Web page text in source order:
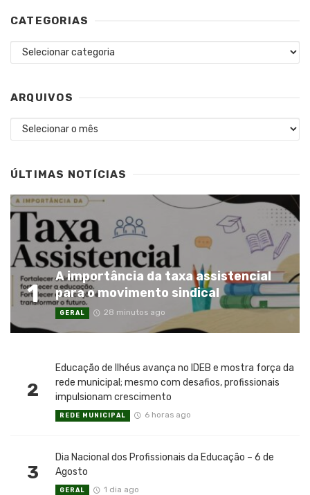
CATEGORIAS
Categorias
ARQUIVOS
Arquivos
ÚLTIMAS NOTÍCIAS
1
A importância da taxa assistencial
para o movimento sindical
GERAL 28 minutos ago
2
Educação de Ilhéus avança no IDEB e mostra força da
rede municipal; mesmo com desafios, profissionais
impulsionam crescimento
REDE MUNICIPAL 6 horas ago
3
Dia Nacional dos Profissionais da Educação – 6 de
Agosto
GERAL 1 dia ago